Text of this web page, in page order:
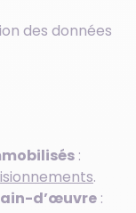
des données
:
.
d’œuvre :